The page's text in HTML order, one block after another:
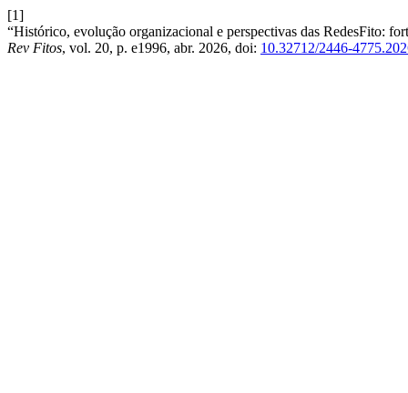
[1]
“Histórico, evolução organizacional e perspectivas das RedesFito:
Rev Fitos, vol. 20, p. e1996, abr. 2026, doi: 10.32712/2446-